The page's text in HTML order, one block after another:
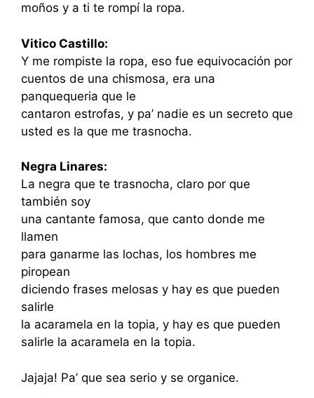
moños y a ti te rompí la ropa.
Vitico Castillo:
Y me rompiste la ropa, eso fue equivocación por
cuentos de una chismosa, era una
panquequeria que le
cantaron estrofas, y pa’ nadie es un secreto que
usted es la que me trasnocha.
Negra Linares:
La negra que te trasnocha, claro por que
también soy
una cantante famosa, que canto donde me
llamen
para ganarme las lochas, los hombres me
piropean
diciendo frases melosas y hay es que pueden
salirle
la acaramela en la topia, y hay es que pueden
salirle la acaramela en la topia.
Jajaja! Pa’ que sea serio y se organice.